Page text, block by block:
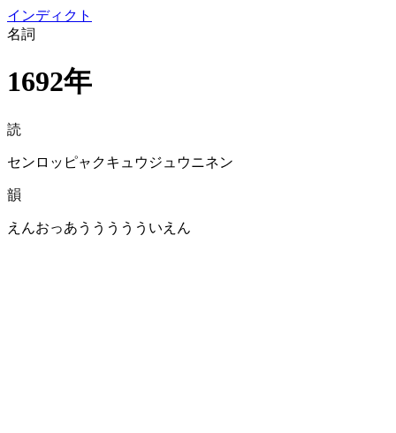
インディクト
名詞
1692年
読
センロッピャクキュウジュウニネン
韻
えんおっあううううういえん